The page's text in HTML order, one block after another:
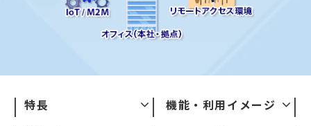
特長
機能・利用イメージ